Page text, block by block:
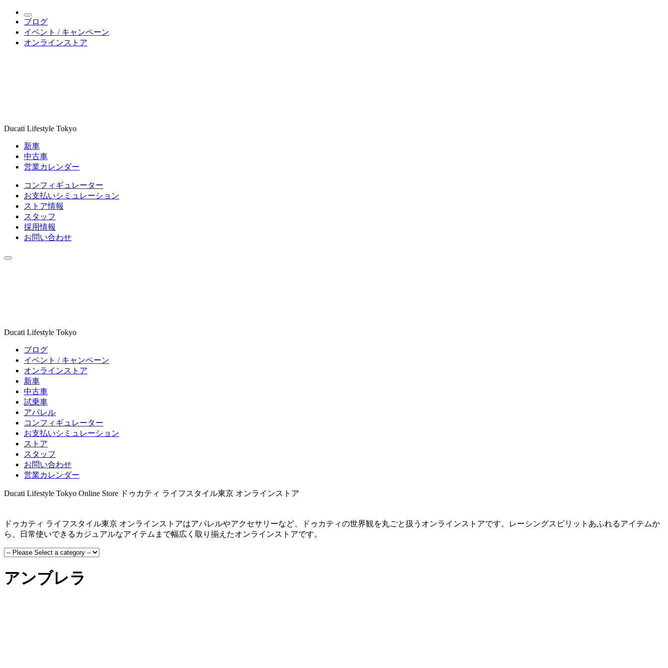
ブログ
イベント / キャンペーン
オンラインストア
Ducati Lifestyle Tokyo
新車
中古車
営業カレンダー
コンフィギュレーター
お支払いシミュレーション
ストア情報
スタッフ
採用情報
お問い合わせ
Ducati Lifestyle Tokyo
ブログ
イベント / キャンペーン
オンラインストア
新車
中古車
試乗車
アパレル
コンフィギュレーター
お支払いシミュレーション
ストア
スタッフ
お問い合わせ
営業カレンダー
Ducati Lifestyle Tokyo Online Store ドゥカティ ライフスタイル東京 オンラインストア
ドゥカティ ライフスタイル東京 オンラインストアはアパレルやアクセサリーなど、ドゥカティの世界観を丸ごと扱うオンラインストアです。レーシングスピリットあふれるアイテムか
ら、日常使いできるカジュアルなアイテムまで幅広く取り揃えたオンラインストアです。
アンブレラ